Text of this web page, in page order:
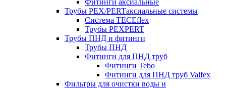
Фитинги аксиальные
Трубы PEX/PERTаксиальные системы
Система TECEflex
Трубы PEXPERT
Трубы ПНД и фитинги
Трубы ПНД
Фитинги для ПНД труб
Фитинги Tebo
Фитинги для ПНД труб Valfex
Фильтры для очистки воды и